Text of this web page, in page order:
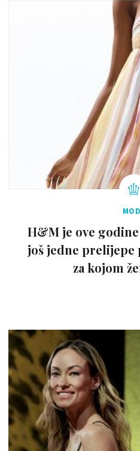
H&M je ove godine
još jedne
za kojom